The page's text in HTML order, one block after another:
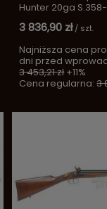
Hunter 20ga
3 836,90 zł / szt.
Najniższa cena
dni przed
3 453,21 zł+11%
Cena regularna:3